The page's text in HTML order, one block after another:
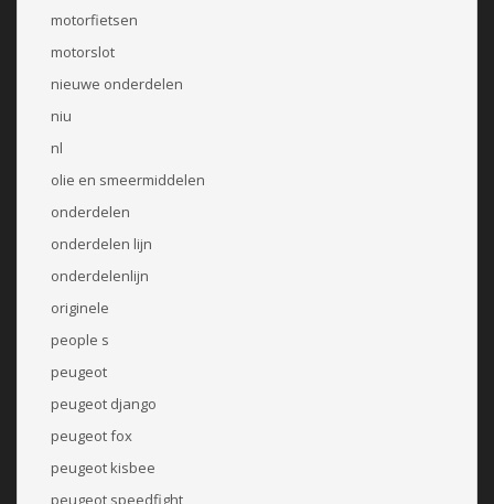
motorfietsen
motorslot
nieuwe onderdelen
niu
nl
olie en smeermiddelen
onderdelen
onderdelen lijn
onderdelenlijn
originele
people s
peugeot
peugeot django
peugeot fox
peugeot kisbee
peugeot speedfight